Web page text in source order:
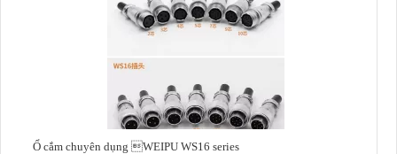
Ổ cắm chuyên dụng WEIPU WS16 series